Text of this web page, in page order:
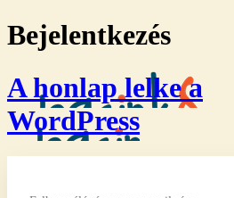
Bejelentkezés
A honlap lelke a
WordPress